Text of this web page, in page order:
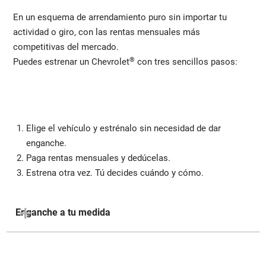
En un esquema de arrendamiento puro sin importar tu
actividad o giro, con las rentas mensuales más
competitivas del mercado.
Puedes estrenar un Chevrolet® con tres sencillos pasos:
Elige el vehículo y estrénalo sin necesidad de dar
enganche.
Paga rentas mensuales y dedúcelas.
Estrena otra vez. Tú decides cuándo y cómo.
Enganche a tu medida